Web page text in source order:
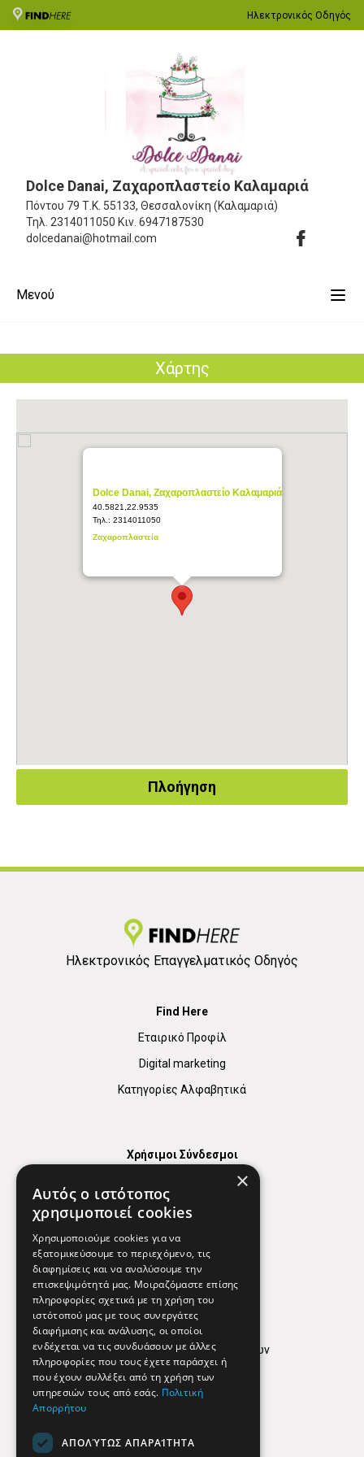
Ηλεκτρονικός Οδηγός
Dolce Danai, Ζαχαροπλαστείο Καλαμαριά
Πόντου 79 Τ.Κ. 55133, Θεσσαλονίκη (Καλαμαριά)
Τηλ. 2314011050 Κιν. 6947187530
dolcedanai@hotmail.com
Μενού
Χάρτης
Dolce Danai, Ζαχαροπλαστείο Καλαμαριά
40.5821,22.9535
Τηλ.: 2314011050
Ζαχαροπλαστεία
Πλοήγηση
Ηλεκτρονικός Επαγγελματικός Οδηγός
Find Here
Εταιρικό Προφίλ
Digital marketing
Κατηγορίες Αλφαβητικά
Χρήσιμοι Σύνδεσμοι
Χρήσιμα Τηλέφωνα
Εφημερεύοντα Φαρμακεία
Απόρρητο
Όροι Χρήσης
Πολιτική προστασίας δεδομένων
Findhere
Social Media
×
Αυτός ο ιστότοπος
χρησιμοποιεί cookies
Χρησιμοποιούμε cookies για να
εξατομικεύσουμε το περιεχόμενο, τις
διαφημίσεις και να αναλύσουμε την
επισκεψιμότητά μας. Μοιραζόμαστε επίσης
πληροφορίες σχετικά με τη χρήση του
ιστότοπού μας με τους συνεργάτες
διαφήμισης και ανάλυσης, οι οποίοι
ενδέχεται να τις συνδυάσουν με άλλες
πληροφορίες που τους έχετε παράσχει ή
που έχουν συλλέξει από τη χρήση των
υπηρεσιών τους από εσάς. Πολιτική
Απορρήτου
ΑΠΟΛΎΤΩΣ ΑΠΑΡΑΊΤΗΤΑ